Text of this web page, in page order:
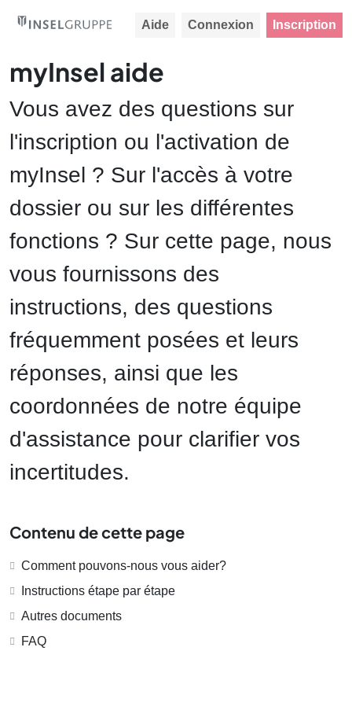
Aide Connexion Inscription
myInsel aide
Vous avez des questions sur
l'inscription ou l'activation de
myInsel ? Sur l'accès à votre
dossier ou sur les différentes
fonctions ? Sur cette page, nous
vous fournissons des
instructions, des questions
fréquemment posées et leurs
réponses, ainsi que les
coordonnées de notre équipe
d'assistance pour clarifier vos
incertitudes.
Contenu de cette page
Comment pouvons-nous vous aider?
Instructions étape par étape
Autres documents
FAQ